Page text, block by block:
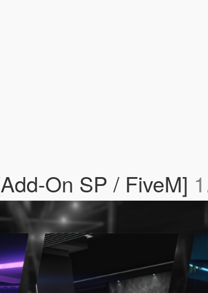
On SP / FiveM]